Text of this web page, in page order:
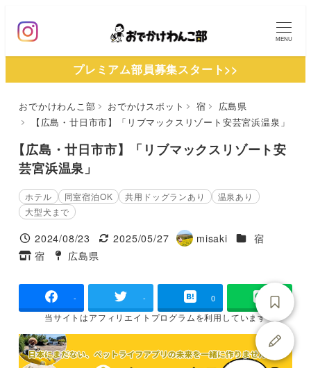
ン
MENU
プレミアム部員募集スタート>>
おでかけわんこ部 おでかけスポット 宿
広島県
【広島・廿日市市】「リブマックスリゾート安芸宮浜温泉」
【広島・廿日市市】「リブマックスリゾート安
芸宮浜温泉」
ホテル 同室宿泊OK 共用ドッグランあり
温泉あり
大型犬まで
投稿日
2024/08/23
更新日
2025/05/27
著
misaki 施設ジャンル
宿
タグ
宿
タグ
広島県
- - 0
当サイトはアフィリエイトプログラムを利用しています